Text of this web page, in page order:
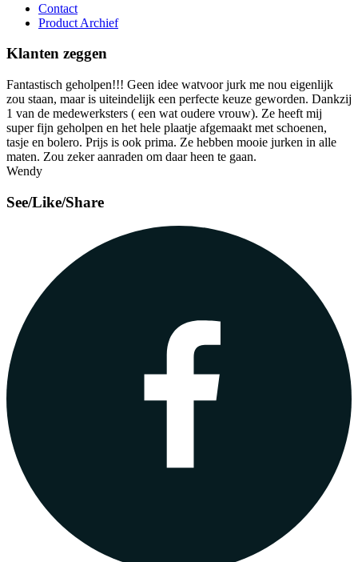
Contact
Product Archief
Klanten zeggen
Fantastisch geholpen!!! Geen idee watvoor jurk me nou eigenlijk
zou staan, maar is uiteindelijk een perfecte keuze geworden. Dankzij
1 van de medewerksters ( een wat oudere vrouw). Ze heeft mij
super fijn geholpen en het hele plaatje afgemaakt met schoenen,
tasje en bolero. Prijs is ook prima. Ze hebben mooie jurken in alle
maten. Zou zeker aanraden om daar heen te gaan.
Wendy
See/Like/Share